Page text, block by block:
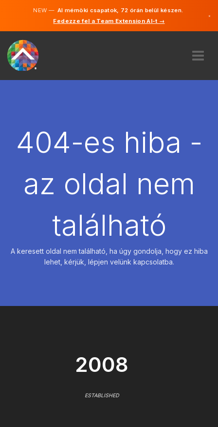
NEW —AI mérnöki csapatok, 72 órán belül készen.
Fedezze fel a Team Extension AI-t →
×
BÉREL
404-es hiba -
az oldal nem
található
A keresett oldal nem található, ha úgy gondolja, hogy ez hiba
lehet, kérjük, lépjen velünk kapcsolatba.
2008
ESTABLISHED